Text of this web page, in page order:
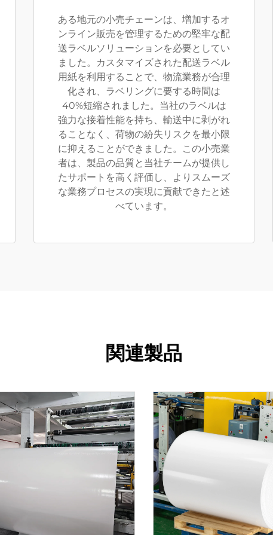
ある地元の小売チェーンは、増加するオ
ンライン販売を管理するための堅牢な配
送ラベルソリューションを必要としてい
ました。カスタマイズされた配送ラベル
用紙を利用することで、物流業務が合理
化され、ラベリングに要する時間は
40%短縮されました。当社のラベルは
強力な接着性能を持ち、輸送中に剥がれ
ることなく、荷物の紛失リスクを最小限
に抑えることができました。この小売業
者は、製品の品質と当社チームが提供し
たサポートを高く評価し、よりスムーズ
な業務プロセスの実現に貢献できたと述
べています。
関連製品